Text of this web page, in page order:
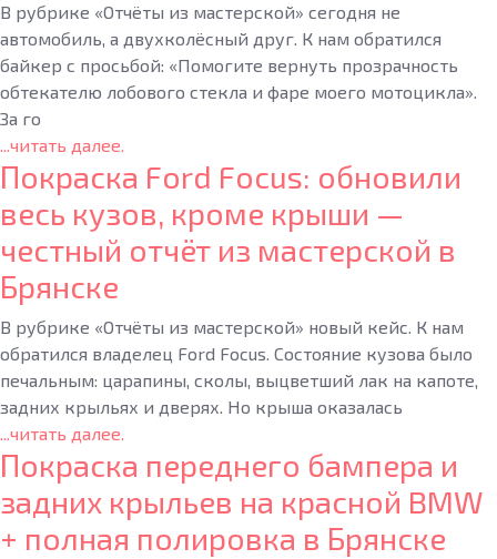
В рубрике «Отчёты из мастерской» сегодня не
автомобиль, а двухколёсный друг. К нам обратился
байкер с просьбой: «Помогите вернуть прозрачность
обтекателю лобового стекла и фаре моего мотоцикла».
За го
...читать далее.
Покраска Ford Focus: обновили
весь кузов, кроме крыши —
честный отчёт из мастерской в
Брянске
В рубрике «Отчёты из мастерской» новый кейс. К нам
обратился владелец Ford Focus. Состояние кузова было
печальным: царапины, сколы, выцветший лак на капоте,
задних крыльях и дверях. Но крыша оказалась
...читать далее.
Покраска переднего бампера и
задних крыльев на красной BMW
+ полная полировка в Брянске